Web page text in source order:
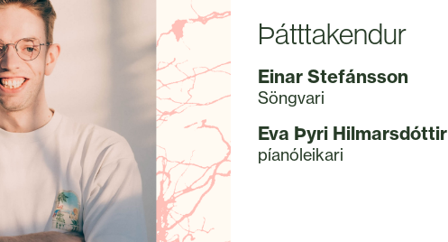
Þátttakendur
Einar Stefánsson
Söngvari
Eva Þyri Hilmarsdóttir
píanóleikari